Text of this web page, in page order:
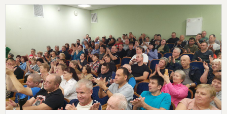
поздравлениями к коллективу обратились
депутаты Законодательной думы Томской
области Галина Немцева и Татьяна